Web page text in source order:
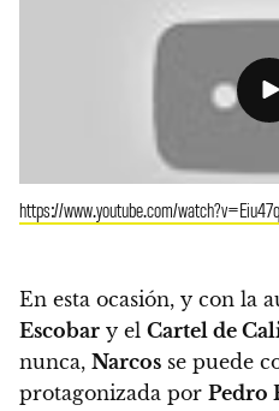
https://www.youtube.com/
En esta ocasión, y con la
Escobar y el Cartel de
nunca, Narcos se puede
protagonizada por Pedro